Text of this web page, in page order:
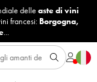
delle aste di vini
francesi: Borgogna,
...